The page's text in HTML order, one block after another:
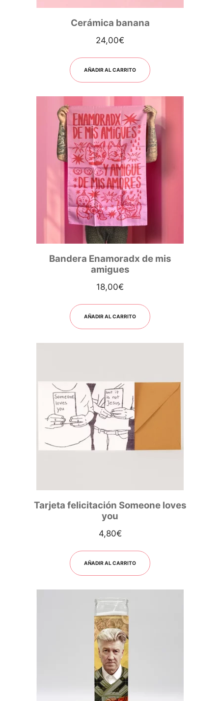
Cerámica banana
24,00€
AÑADIR AL CARRITO
Bandera Enamoradx de mis
amigues
18,00€
AÑADIR AL CARRITO
Tarjeta felicitación Someone loves
you
4,80€
AÑADIR AL CARRITO